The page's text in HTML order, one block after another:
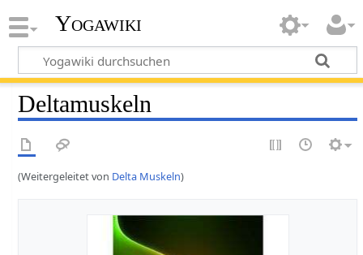
Yogawiki
Deltamuskeln
(Weitergeleitet von Delta Muskeln)